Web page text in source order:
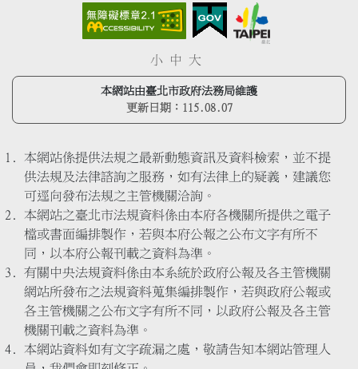
小 中 大
本網站由臺北市政府法務局維護
更新日期： 115.08.07
本網站係提供法規之最新動態資訊及資料檢索，並不提
供法規及法律諮詢之服務，如有法律上的疑義，建議您
可逕向發布法規之主管機關洽詢。
本網站之臺北市法規資料係由本府各機關所提供之電子
檔或書面編排製作，若與本府公報之公布文字有所不
同，以本府公報刊載之資料為準。
有關中央法規資料係由本系統於政府公報及各主管機關
網站所發布之法規資料蒐集編排製作，若與政府公報或
各主管機關之公布文字有所不同，以政府公報及各主管
機關刊載之資料為準。
本網站資料如有文字疏漏之處，敬請告知本網站管理人